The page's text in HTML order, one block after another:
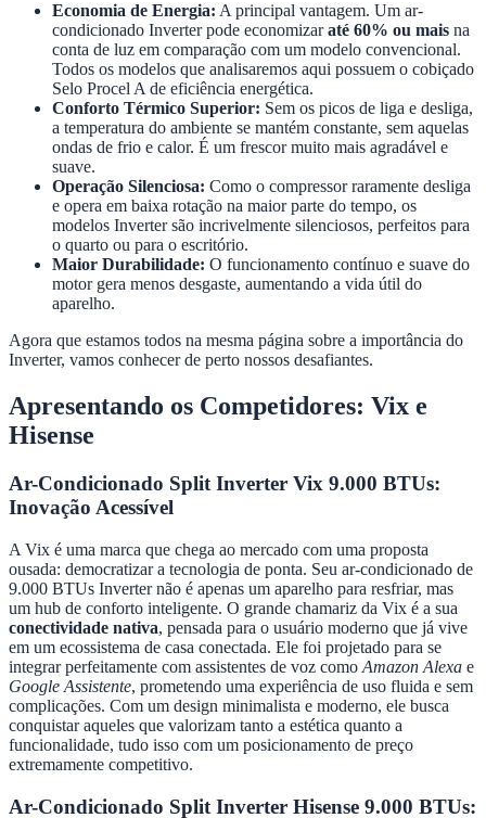
Economia de Energia: A principal vantagem. Um ar-
condicionado Inverter pode economizaraté 60% ou mais na
conta de luz em comparação com um modelo convencional.
Todos os modelos que analisaremos aqui possuem o cobiçado
Selo Procel A de eficiência energética.
Conforto Térmico Superior: Sem os picos de liga e desliga,
a temperatura do ambiente se mantém constante, sem aquelas
ondas de frio e calor. É um frescor muito mais agradável e
suave.
Operação Silenciosa: Como o compressor raramente desliga
e opera em baixa rotação na maior parte do tempo, os
modelos Inverter são incrivelmente silenciosos, perfeitos para
o quarto ou para o escritório.
Maior Durabilidade: O funcionamento contínuo e suave do
motor gera menos desgaste, aumentando a vida útil do
aparelho.
Agora que estamos todos na mesma página sobre a importância do
Inverter, vamos conhecer de perto nossos desafiantes.
Apresentando os Competidores: Vix e
Hisense
Ar-Condicionado Split Inverter Vix 9.000 BTUs:
Inovação Acessível
A Vix é uma marca que chega ao mercado com uma proposta
ousada: democratizar a tecnologia de ponta. Seu ar-condicionado de
9.000 BTUs Inverter não é apenas um aparelho para resfriar, mas
um hub de conforto inteligente. O grande chamariz da Vix é a sua
conectividade nativa, pensada para o usuário moderno que já vive
em um ecossistema de casa conectada. Ele foi projetado para se
integrar perfeitamente com assistentes de voz como Amazon Alexa e
Google Assistente, prometendo uma experiência de uso fluida e sem
complicações. Com um design minimalista e moderno, ele busca
conquistar aqueles que valorizam tanto a estética quanto a
funcionalidade, tudo isso com um posicionamento de preço
extremamente competitivo.
Ar-Condicionado Split Inverter Hisense 9.000 BTUs: